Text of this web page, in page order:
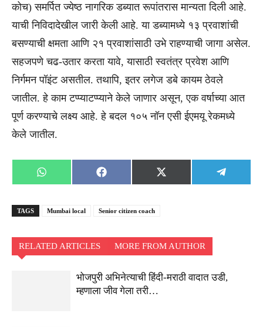
कोच) समर्पित ज्येष्ठ नागरिक डब्यात रूपांतरास मान्यता दिली आहे.
याची निविदादेखील जारी केली आहे. या डब्यामध्ये १३ प्रवाशांची
बसण्याची क्षमता आणि २१ प्रवाशांसाठी उभे राहण्याची जागा असेल.
सहजपणे चढ-उतार करता यावे, यासाठी स्वतंत्र प्रवेश आणि
निर्गमन पॉइंट असतील. तथापि, इतर लगेज डबे कायम ठेवले
जातील. हे काम टप्प्याटप्प्याने केले जाणार असून, एक वर्षाच्या आत
पूर्ण करण्याचे लक्ष्य आहे. हे बदल १०५ नॉन एसी ईएमयू रेकमध्ये
केले जातील.
Share
on
WhatsApp
Share
on
Facebook
Share
on
X
(Twitter)
Share
on
TAGS Mumbai local Senior citizen coach
RELATED ARTICLES MORE FROM AUTHOR
भोजपुरी अभिनेत्याची हिंदी-मराठी वादात उडी,
म्हणाला जीव गेला तरी…